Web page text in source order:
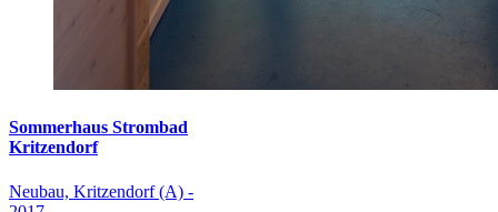
Sommerhaus Strombad
Kritzendorf
Neubau, Kritzendorf (A) -